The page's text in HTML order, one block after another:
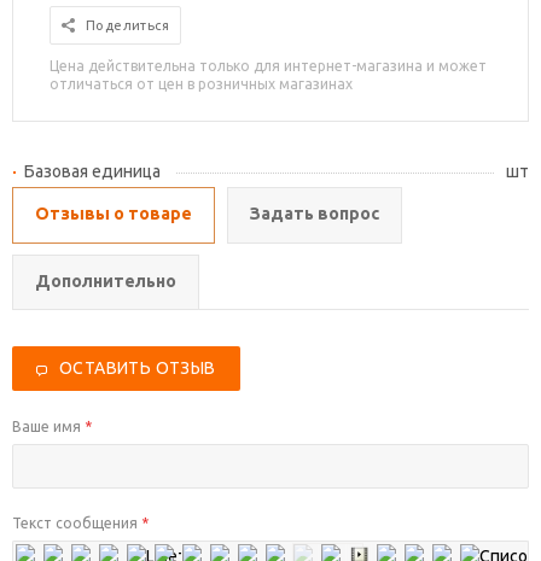
Поделиться
Цена действительна только для интернет-магазина и может
отличаться от цен в розничных магазинах
Базовая единица шт
Отзывы о товаре Задать вопрос
Дополнительно
ОСТАВИТЬ ОТЗЫВ
Ваше имя *
Текст сообщения *